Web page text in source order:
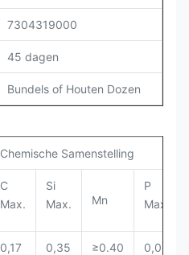
7304319000
45 dagen
Bundels of Houten Dozen
Chemische Samenstelling
C
Max.
Si
Max.
Mn
P
Max.
0,17 0,35 ≥0.40 0,025